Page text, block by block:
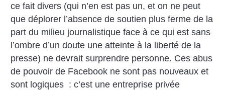
ce fait divers (qui n’en est pas un, et on ne peut
que déplorer l’absence de soutien plus ferme de la
part du milieu journalistique face à ce qui est sans
l’ombre d’un doute une atteinte à la liberté de la
presse) ne devrait surprendre personne. Ces abus
de pouvoir de Facebook ne sont pas nouveaux et
sont logiques : c’est une entreprise privée